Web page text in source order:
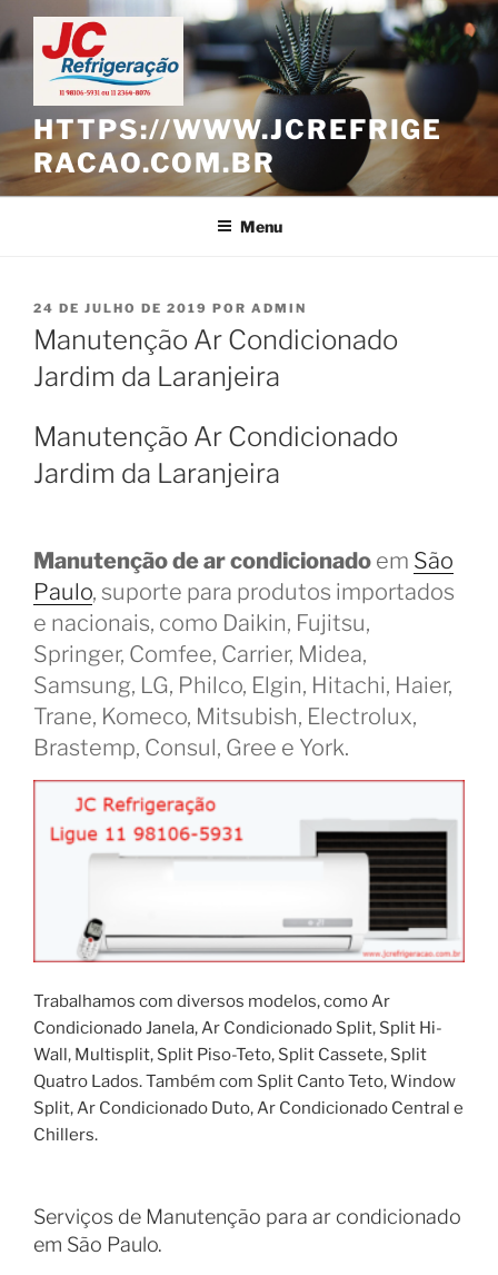
Pular
para
o
conteúdo
HTTPS://WWW.JCREFRIGE
RACAO.COM.BR
Menu
PUBLICADO
EM
24 DE JULHO DE 2019 POR ADMIN
Manutenção Ar Condicionado
Jardim da Laranjeira
Manutenção Ar Condicionado
Jardim da Laranjeira
Manutenção de ar condicionado em São
Paulo, suporte para produtos importados
e nacionais, como Daikin, Fujitsu,
Springer, Comfee, Carrier, Midea,
Samsung, LG, Philco, Elgin, Hitachi, Haier,
Trane, Komeco, Mitsubish, Electrolux,
Brastemp, Consul, Gree e York.
Trabalhamos com diversos modelos, como Ar
Condicionado Janela, Ar Condicionado Split, Split Hi-
Wall, Multisplit, Split Piso-Teto, Split Cassete, Split
Quatro Lados. Também com Split Canto Teto, Window
Split, Ar Condicionado Duto, Ar Condicionado Central e
Chillers.
Serviços de Manutenção para ar condicionado
em São Paulo.